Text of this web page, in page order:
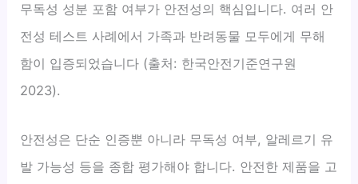
무독성 성분 포함 여부가 안전성의 핵심입니다. 여러 안
전성 테스트 사례에서 가족과 반려동물 모두에게 무해
함이 입증되었습니다 (출처: 한국안전기준연구원
2023).
안전성은 단순 인증뿐 아니라 무독성 여부, 알레르기 유
발 가능성 등을 종합 평가해야 합니다. 안전한 제품을 고